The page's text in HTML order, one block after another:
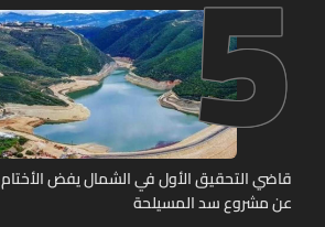
قاضي التحقيق الأول في الشمال يفض الأختام
عن مشروع سد المسيلحة